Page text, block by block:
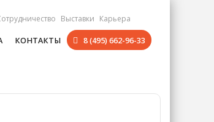
Выставки Карьера
КОНТАКТЫ 8 (495) 662-96-33